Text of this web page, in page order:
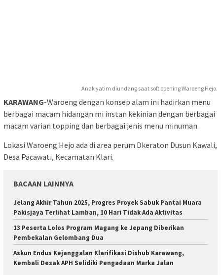
Anak yatim diundang saat soft opening Waroeng Hejo.
KARAWANG-Waroeng dengan konsep alam ini hadirkan menu
berbagai macam hidangan mi instan kekinian dengan berbagai
macam varian topping dan berbagai jenis menu minuman.
Lokasi Waroeng Hejo ada di area perum Dkeraton Dusun Kawali,
Desa Pacawati, Kecamatan Klari.
BACAAN LAINNYA
Jelang Akhir Tahun 2025, Progres Proyek Sabuk Pantai Muara
Pakisjaya Terlihat Lamban, 10 Hari Tidak Ada Aktivitas
13 Peserta Lolos Program Magang ke Jepang Diberikan
Pembekalan Gelombang Dua
Askun Endus Kejanggalan Klarifikasi Dishub Karawang,
Kembali Desak APH Selidiki Pengadaan Marka Jalan